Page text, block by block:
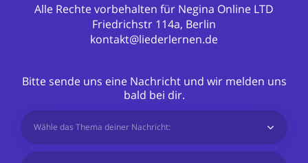
Bitte sende uns eine Nachricht und wir melden uns
bald bei dir.
Wähle das Thema deiner Nachricht:
Alle Rechte vorbehalten für Negina Online LTD
Friedrichstr 114a, Berlin
kontakt@liederlernen.de